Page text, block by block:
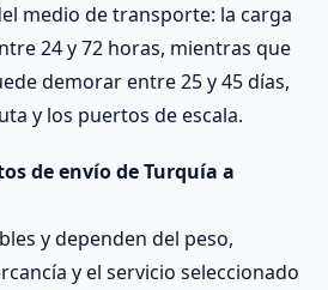
medio de transporte: la carga
24 y 72 horas, mientras que
demorar entre 25 y 45 días,
y los puertos de escala.
de envío de Turquía a
y dependen del peso,
y el servicio seleccionado